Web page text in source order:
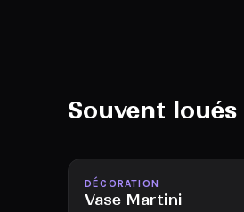
Souvent loués
Disponible
DÉCORATION
Vase Martini